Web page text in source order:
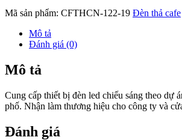
Mã sản phẩm: CFTHCN-122-19 Đèn thả cafe
Mô tả
Đánh giá (0)
Mô tả
Cung cấp thiết bị đèn led chiếu sáng theo dự
phố. Nhận làm thương hiệu cho công ty và
Đánh giá